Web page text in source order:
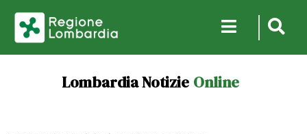
Lombardia Notizie Online